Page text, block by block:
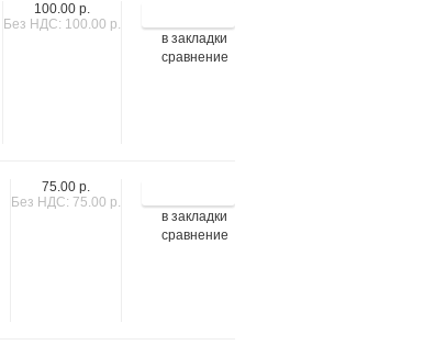
в закладки
сравнение
100.00 р.
Без НДС: 100.00 р.
в закладки
сравнение
75.00 р.
Без НДС: 75.00 р.